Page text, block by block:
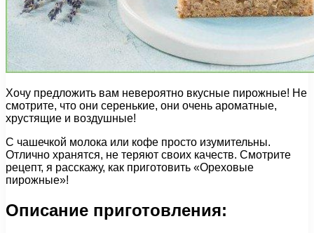
Хочу предложить вам невероятно вкусные пирожные! Не
смотрите, что они серенькие, они очень ароматные,
хрустящие и воздушные!
С чашечкой молока или кофе просто изумительны.
Отлично хранятся, не теряют своих качеств. Смотрите
рецепт, я расскажу, как приготовить «Ореховые
пирожные»!
Описание приготовления: